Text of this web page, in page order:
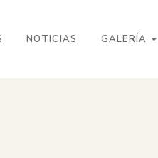
NOTICIAS GALERÍA